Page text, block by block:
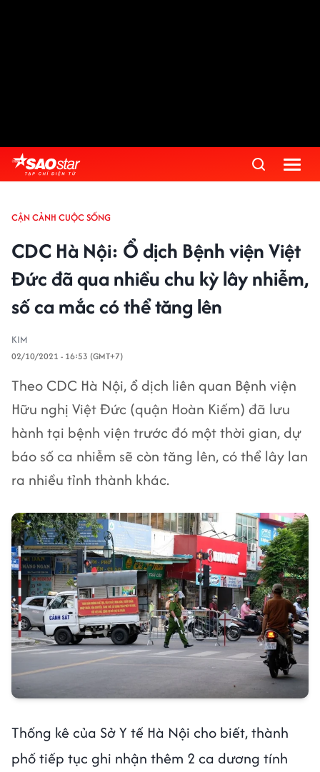
CẬN CẢNH CUỘC SỐNG
CDC Hà Nội: Ổ dịch Bệnh viện Việt
Đức đã qua nhiều chu kỳ lây nhiễm,
số ca mắc có thể tăng lên
KIM
02/10/2021 - 16:53 (GMT+7)
Theo CDC Hà Nội, ổ dịch liên quan Bệnh viện
Hữu nghị Việt Đức (quận Hoàn Kiếm) đã lưu
hành tại bệnh viện trước đó một thời gian, dự
báo số ca nhiễm sẽ còn tăng lên, có thể lây lan
ra nhiều tỉnh thành khác.
Thống kê của Sở Y tế Hà Nội cho biết, thành
phố tiếp tục ghi nhận thêm 2 ca dương tính